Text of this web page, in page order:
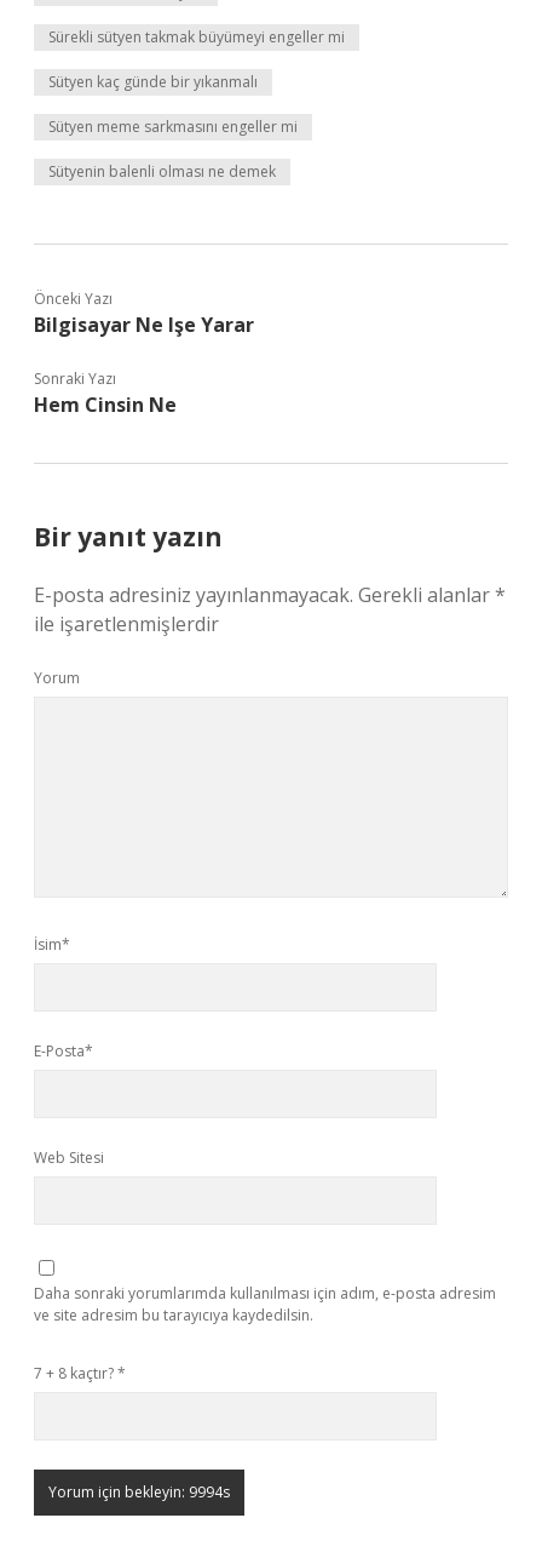
Sürekli sütyen takmak büyümeyi engeller mi
Sütyen kaç günde bir yıkanmalı
Sütyen meme sarkmasını engeller mi
Sütyenin balenli olması ne demek
Önceki Yazı
Bilgisayar Ne Işe Yarar
Sonraki Yazı
Hem Cinsin Ne
Bir yanıt yazın
E-posta adresiniz yayınlanmayacak. Gerekli alanlar*
ile işaretlenmişlerdir
Yorum
İsim*
E-Posta*
Web Sitesi
Daha sonraki yorumlarımda kullanılması için adım, e-posta adresim
ve site adresim bu tarayıcıya kaydedilsin.
7 + 8 kaçtır?*